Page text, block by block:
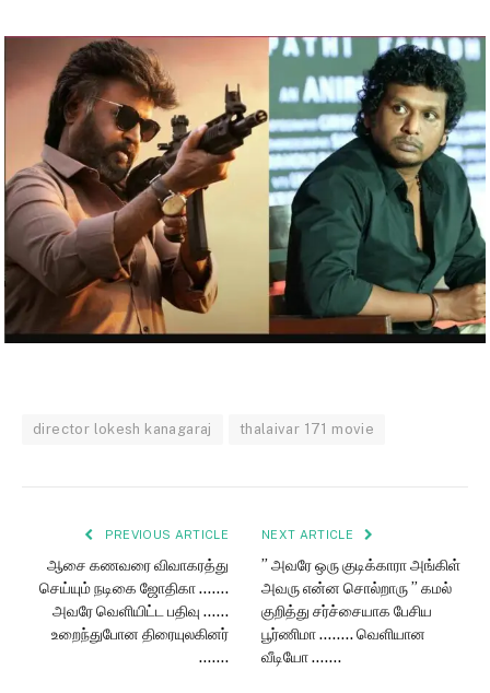
director lokesh kanagaraj thalaivar 171 movie
PREVIOUS ARTICLE
ஆசை கணவரை விவாகரத்து
செய்யும் நடிகை ஜோதிகா …….
அவரே வெளியிட்ட பதிவு ……
உறைந்துபோன திரையுலகினர்
…….
NEXT ARTICLE
” அவரே ஒரு குடிக்காரா அங்கிள்
அவரு என்ன சொல்றாரு ” கமல்
குறித்து சர்ச்சையாக பேசிய
பூர்ணிமா …….. வெளியான
வீடியோ …….